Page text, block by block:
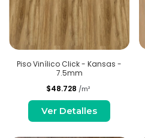
Piso Vinílico Click - Kansas -
7.5mm
$48.728 /m²
Ver Detalles